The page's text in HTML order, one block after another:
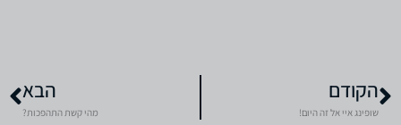
הקודם
שופינג איי אל זה היום!
הבא
מהי קשת התהפכות?